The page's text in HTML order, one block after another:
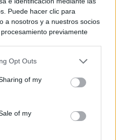
Puede hacer clic para
a nosotros y a nuestros socios
previamente
en cuenta que algún
tiene el derecho de
preferencias se aplicarán
nuevo en este sitio web o
Opt Outs
of my
of my